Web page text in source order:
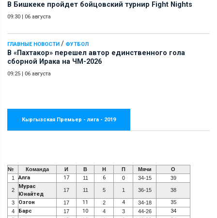
В Бишкеке пройдет бойцовский турнир Fight Nights
09:30 | 06 августа
ГЛАВНЫЕ НОВОСТИ / ФУТБОЛ
В «Пахтакор» перешел автор единственного гола
сборной Ирака на ЧМ-2026
09:25 | 06 августа
Кыргызская Премьер - лига - 2019
№ Команда И В Н П Мячи
О
1
Алга 17 11 6 0 34-15 39
2
Мурас
Юнайтед
17 11 5 1 36-15 38
3 Озгон 17 11 2 4 34-18 35
4 Барс 17 10 4 3 44-26 34